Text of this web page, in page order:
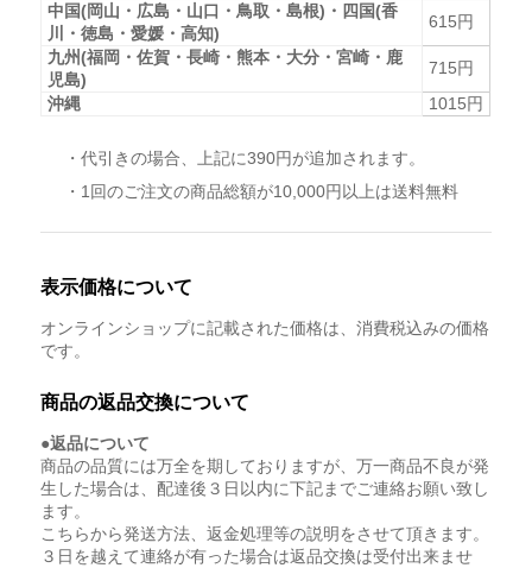
中国(岡山・広島・山口・鳥取・島根)・四国(香
川・徳島・愛媛・高知)
615円
九州(福岡・佐賀・長崎・熊本・大分・宮崎・鹿
児島)
715円
沖縄
1015円
・代引きの場合、上記に390円が追加されます。
・1回のご注文の商品総額が10,000円以上は送料無料
表示価格について
オンラインショップに記載された価格は、消費税込みの価格
です。
商品の返品交換について
●返品について
商品の品質には万全を期しておりますが、万一商品不良が発
生した場合は、配達後３日以内に下記までご連絡お願い致し
ます。
こちらから発送方法、返金処理等の説明をさせて頂きます。
３日を越えて連絡が有った場合は返品交換は受付出来ませ